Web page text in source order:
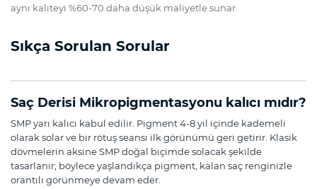
aynı kaliteyi %60-70 daha düşük maliyetle sunar.
Sıkça Sorulan Sorular
Saç Derisi Mikropigmentasyonu kalıcı mıdır?
SMP yarı kalıcı kabul edilir. Pigment 4-8 yıl içinde kademeli
olarak solar ve bir rötuş seansı ilk görünümü geri getirir. Klasik
dövmelerin aksine SMP doğal biçimde solacak şekilde
tasarlanır; böylece yaşlandıkça pigment, kalan saç renginizle
orantılı görünmeye devam eder.